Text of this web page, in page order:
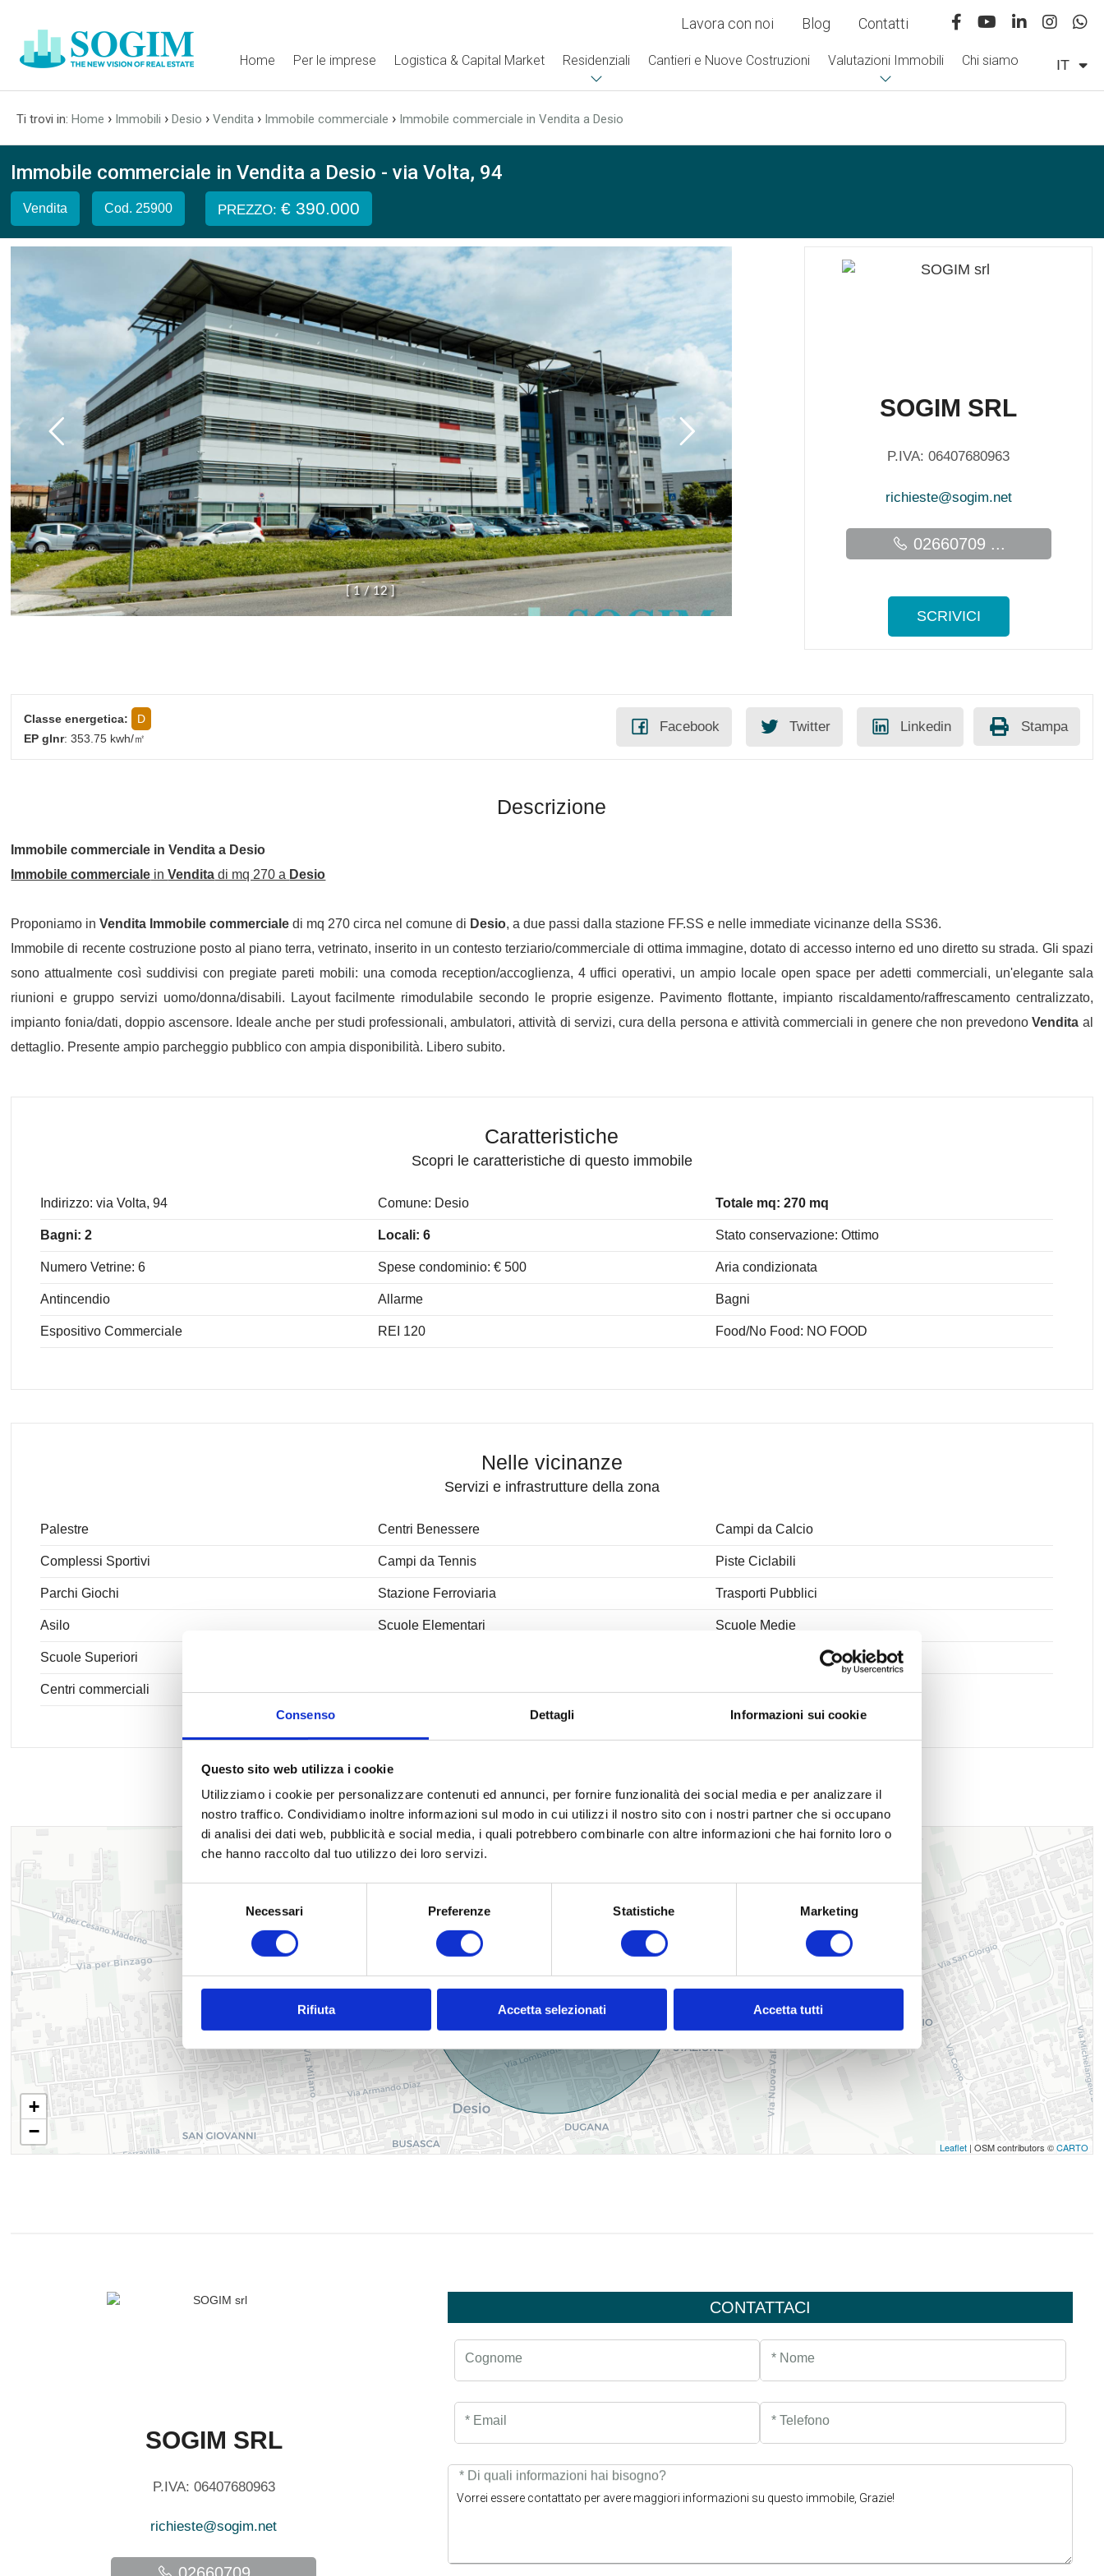
Consenso Dettagli Informazioni sui cookie
Questo sito web utilizza i cookie
Utilizziamo i cookie per personalizzare contenuti ed annunci, per fornire funzionalità dei social media e per analizzare il
nostro traffico. Condividiamo inoltre informazioni sul modo in cui utilizzi il nostro sito con i nostri partner che si occupano
di analisi dei dati web, pubblicità e social media, i quali potrebbero combinarle con altre informazioni che hai fornito loro o
che hanno raccolto dal tuo utilizzo dei loro servizi.
Necessari Preferenze Statistiche Marketing
Rifiuta Accetta selezionati Accetta tutti
Lavora con noi Blog Contatti
IT
Home Per le imprese Logistica & Capital Market Residenziali Cantieri e Nuove Costruzioni Valutazioni Immobili Chi siamo
Ti trovi in: Home › Immobili › Desio › Vendita › Immobile commerciale › Immobile commerciale in Vendita a Desio
Immobile commerciale in Vendita a Desio - via Volta, 94
Vendita Cod. 25900 PREZZO:€ 390.000
[ 1 / 12 ]
SOGIM SRL
P.IVA: 06407680963
richieste@sogim.net
02660709 ...
SCRIVICI
Classe energetica:
D
EP glnr: 353.75 kwh/㎡
Stampa
Facebook Twitter Linkedin
Descrizione
Immobile commerciale inVendita a Desio
Immobile commerciale inVendita di mq 270 a Desio
Proponiamo inVendita Immobile commerciale di mq 270 circa nel comune di Desio, a due passi dalla stazione FF.SS e nelle immediate vicinanze della SS36.
Immobile di recente costruzione posto al piano terra, vetrinato, inserito in un contesto terziario/commerciale di ottima immagine, dotato di accesso interno ed uno diretto su strada. Gli spazi
sono attualmente così suddivisi con pregiate pareti mobili: una comoda reception/accoglienza, 4 uffici operativi, un ampio locale open space per adetti commerciali, un'elegante sala
riunioni e gruppo servizi uomo/donna/disabili. Layout facilmente rimodulabile secondo le proprie esigenze. Pavimento flottante, impianto riscaldamento/raffrescamento centralizzato,
impianto fonia/dati, doppio ascensore. Ideale anche per studi professionali, ambulatori, attività di servizi, cura della persona e attività commerciali in genere che non prevedonoVendita al
dettaglio. Presente ampio parcheggio pubblico con ampia disponibilità. Libero subito.
Caratteristiche
Scopri le caratteristiche di questo immobile
Indirizzo: via Volta, 94 Comune: Desio Totale mq: 270 mq
Bagni: 2 Locali: 6 Stato conservazione: Ottimo
Numero Vetrine: 6 Spese condominio: € 500 Aria condizionata
Antincendio Allarme Bagni
Espositivo Commerciale REI 120 Food/No Food: NO FOOD
Nelle vicinanze
Servizi e infrastrutture della zona
Palestre Centri Benessere Campi da Calcio
Complessi Sportivi Campi da Tennis Piste Ciclabili
Parchi Giochi Stazione Ferroviaria Trasporti Pubblici
Asilo Scuole Elementari Scuole Medie
Scuole Superiori
Centri commerciali Uffici comunali
Ubicazione immobile
+
−
Leaflet| OSM contributors ©CARTO
SOGIM SRL
P.IVA: 06407680963
richieste@sogim.net
CONTATTACI
* Nome
Cognome
* Telefono
* Email
* Di quali informazioni hai bisogno?